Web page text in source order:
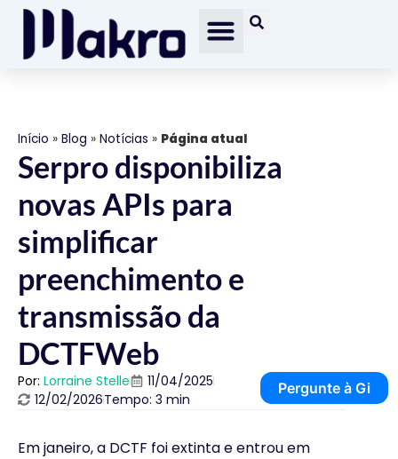
Início » Blog » Notícias » Página atual
Serpro disponibiliza
novas APIs para
simplificar
preenchimento e
transmissão da
DCTFWeb
Por: Lorraine Stelle
11/04/2025
12/02/2026Tempo: 3 min
Pergunte à Gi
Em janeiro, a DCTF foi extinta e entrou em